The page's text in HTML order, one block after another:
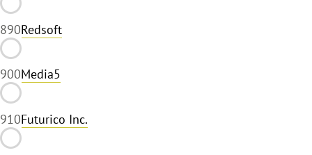
890Redsoft
900Media5
910Futurico Inc.